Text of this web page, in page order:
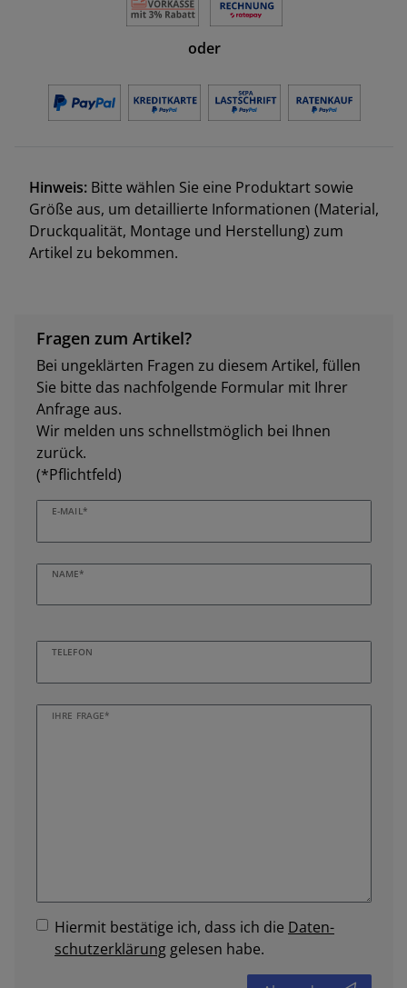
oder
Hinweis: Bitte wählen Sie eine Produktart sowie
Größe aus, um detaillierte Informationen (Material,
Druckqualität, Montage und Herstellung) zum
Artikel zu bekommen.
Fragen zum Artikel?
Bei ungeklärten Fragen zu diesem Artikel, füllen
Sie bitte das nachfolgende Formular mit Ihrer
Anfrage aus.
Wir melden uns schnellstmöglich bei Ihnen
zurück.
(*Pflichtfeld)
E-MAIL*
NAME*
TELEFON
IHRE FRAGE*
Hiermit bestätige ich, dass ich die Daten­
schutz­erklärung gelesen habe.